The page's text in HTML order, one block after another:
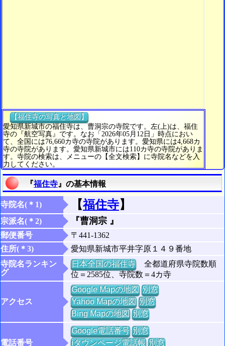
【福住寺の写真と地図】
愛知県新城市の福住寺は、曹洞宗の寺院です。左(上)は、福住
寺の『航空写真』です。なお「2026年05月12日」時点におい
て、全国には76,660カ寺の寺院があります。愛知県には4,668カ
寺の寺院があります。愛知県新城市には110カ寺の寺院がありま
す。寺院の検索は、メニューの【全文検索】に寺院名などを入
力してください。
『福住寺 』の基本情報
寺院名(＊1) 【福住寺】
宗派名(＊2) 『曹洞宗 』
郵便番号
〒441-1362
住所(＊3)
愛知県新城市平井字原１４９番地
寺院名ランキン
グ
日本全国の福住寺全都道府県寺院数順
位＝2585位、寺院数＝4カ寺
アクセス
Google Mapの地図 別窓
Yahoo Mapの地図 別窓
Bing Mapの地図 別窓
電話番号
Google電話番号 別窓
iタウンページ電話帳 別窓